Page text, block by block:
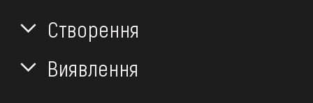
Створення
Виявлення